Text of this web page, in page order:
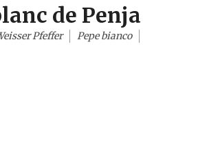
de Penja
Pfeffer
Pepe bianco